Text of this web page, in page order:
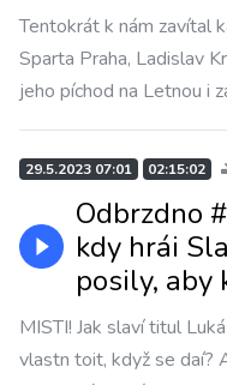
Tentokrát k nám zavítal
Sparta Praha, Ladislav
jeho píchod na Letnou i
29.5.2023 07:01 02:15:02
Odbrzdno
kdy hrái
posily, aby
MISTI! Jak slaví titul
vlastn toit, když se daí?